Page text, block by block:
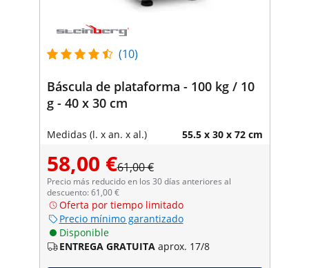
(10)
Báscula de plataforma - 100 kg / 10
g - 40 x 30 cm
Medidas (l. x an. x al.) 55.5 x 30 x 72 cm
58,00 €61,00 €
Precio más reducido en los 30 días anteriores al
descuento: 61,00 €
Oferta por tiempo limitado
Precio mínimo garantizado
Disponible
ENTREGA GRATUITA aprox. 17/8